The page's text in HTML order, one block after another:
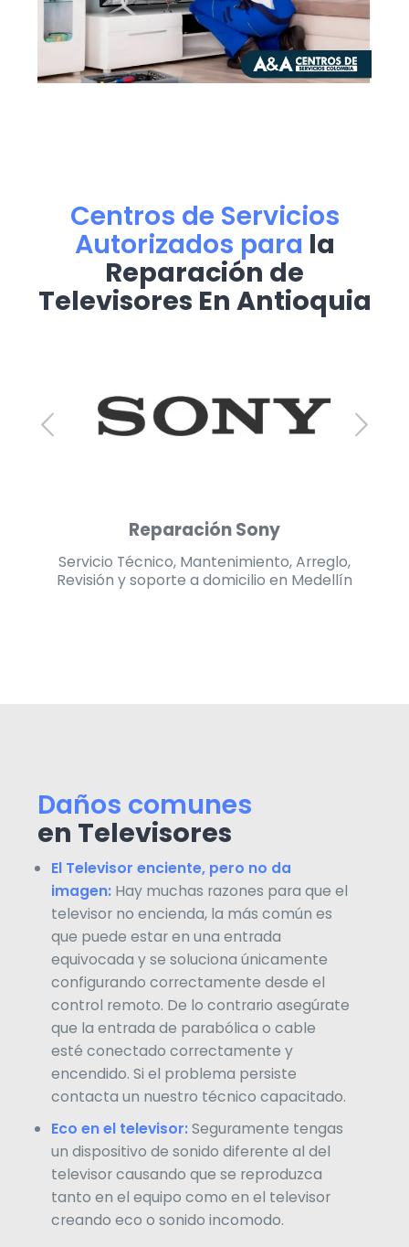
Centros de Servicios
Autorizados para la
Reparación de
Televisores En Antioquia
Reparación Challenger
Servicio Técnico, Mantenimiento, Arreglo,
Revisión y soporte a domicilio en Medellín
Daños comunes
en Televisores
El Televisor enciente, pero no da
imagen: Hay muchas razones para que el
televisor no encienda, la más común es
que puede estar en una entrada
equivocada y se soluciona únicamente
configurando correctamente desde el
control remoto. De lo contrario asegúrate
que la entrada de parabólica o cable
esté conectado correctamente y
encendido. Si el problema persiste
contacta un nuestro técnico capacitado.
Eco en el televisor:Seguramente tengas
un dispositivo de sonido diferente al del
televisor causando que se reproduzca
tanto en el equipo como en el televisor
creando eco o sonido incomodo.